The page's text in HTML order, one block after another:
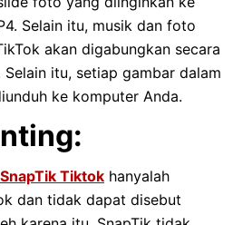
Selain itu, musik dan foto
akan digabungkan secara
itu, setiap gambar dalam
ke komputer Anda.
SnapTik Tiktok hanyalah
dan tidak dapat disebut